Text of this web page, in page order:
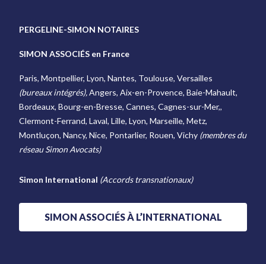
PERGELINE-SIMON NOTAIRES
SIMON ASSOCIÉS en France
Paris, Montpellier, Lyon, Nantes, Toulouse, Versailles
(bureaux intégrés),Angers, Aix-en-Provence, Baie-Mahault,
Bordeaux, Bourg-en-Bresse, Cannes, Cagnes-sur-Mer,,
Clermont-Ferrand, Laval, Lille, Lyon, Marseille, Metz,
Montluçon, Nancy, Nice, Pontarlier, Rouen, Vichy (membres du
réseau Simon Avocats)
Simon International (Accords transnationaux)
SIMON ASSOCIÉS À L’INTERNATIONAL